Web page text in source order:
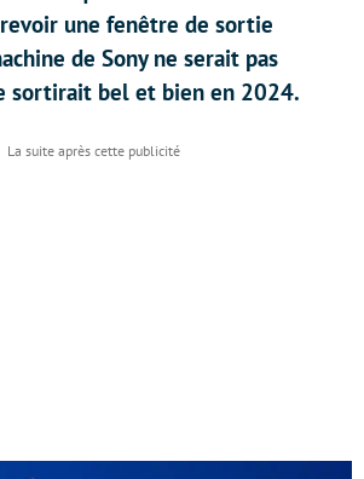
une fenêtre de sortie
de Sony ne serait pas
sortirait bel et bien en 2024.